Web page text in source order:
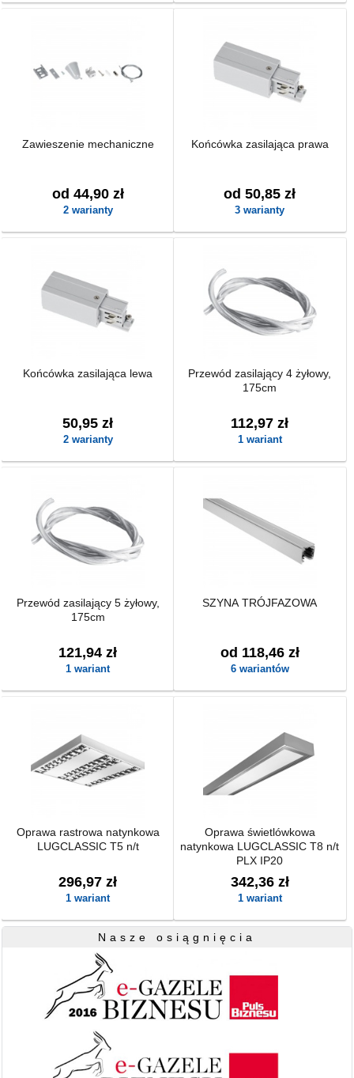
Zawieszenie mechaniczne
od 44,90 zł
2 warianty
Końcówka zasilająca prawa
od 50,85 zł
3 warianty
Końcówka zasilająca lewa
50,95 zł
2 warianty
Przewód zasilający 4 żyłowy,
175cm
112,97 zł
1 wariant
Przewód zasilający 5 żyłowy,
175cm
121,94 zł
1 wariant
SZYNA TRÓJFAZOWA
od 118,46 zł
6 wariantów
Oprawa rastrowa natynkowa
LUGCLASSIC T5 n/t
296,97 zł
1 wariant
Oprawa świetlówkowa
natynkowa LUGCLASSIC T8 n/t
PLX IP20
342,36 zł
1 wariant
Nasze osiągnięcia